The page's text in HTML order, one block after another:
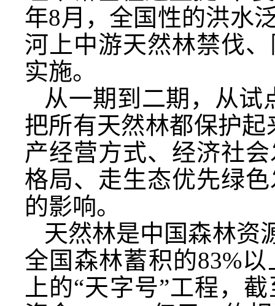
年8月，全国性的洪水
河上中游天然林禁伐
实施。
从一期到二期，从试
把所有天然林都保护
产经营方式、经济社
格局、走生态优先绿
的影响。
天然林是中国森林资
全国森林蓄积的83%
上的“天字号”工程，